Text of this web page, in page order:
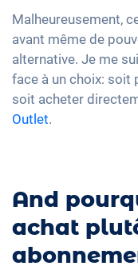
Malheureusement,
avant même de
alternative. Je me
face à un choix: soit
soit acheter
Outlet.
And
achat